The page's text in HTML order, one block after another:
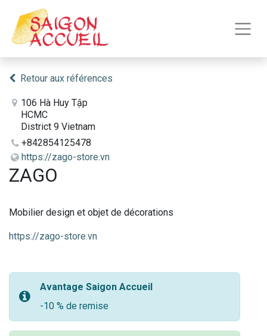
Retour aux références
106 Hà Huy Tập
HCMC
District 9 Vietnam
+842854125478
https://zago-store.vn
ZAGO
Mobilier design et objet de décorations
https://zago-store.vn
Avantage Saigon Accueil
-10 % de remise